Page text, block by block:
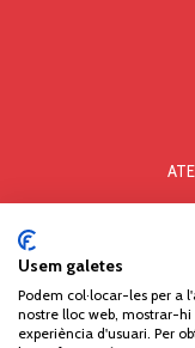
Comercial Paperera i Materials
Pau Birol, 14 - Pol. Ind. Mas
Usem galetes
Podem col·locar-les per a
nostre lloc web, mostrar-
experiència d'usuari. Per